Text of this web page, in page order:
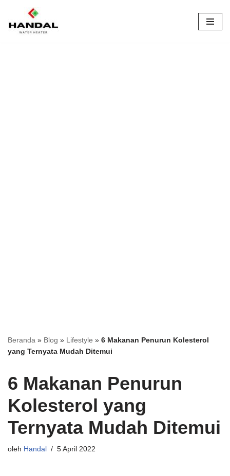
Lompat
Beranda » Blog » Lifestyle » 6 Makanan Penurun Kolesterol
yang Ternyata Mudah Ditemui
6 Makanan Penurun
Kolesterol yang
Ternyata Mudah Ditemui
oleh Handal 5 April 2022